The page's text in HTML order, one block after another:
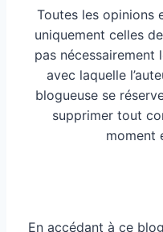
Toutes les opinions
uniquement celles
pas
avec laquelle
blogueuse se
supprimer tout
moment
En accédant à ce